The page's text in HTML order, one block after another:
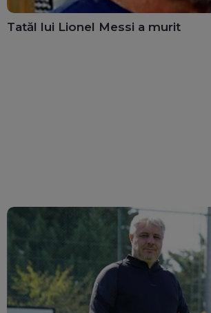
Tatăl lui Lionel Messi a murit